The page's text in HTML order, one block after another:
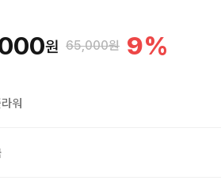
원 65,000원 9%
워